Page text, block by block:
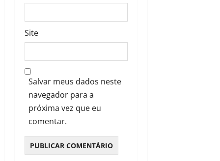
Site
Salvar meus dados neste
navegador para a
próxima vez que eu
comentar.